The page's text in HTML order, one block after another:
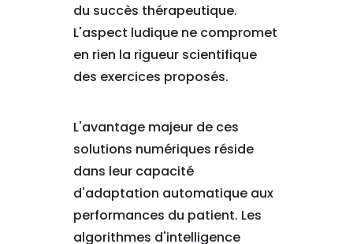
du succès thérapeutique.
L'aspect ludique ne compromet
en rien la rigueur scientifique
des exercices proposés.
L'avantage majeur de ces
solutions numériques réside
dans leur capacité
d'adaptation automatique aux
performances du patient. Les
algorithmes d'intelligence